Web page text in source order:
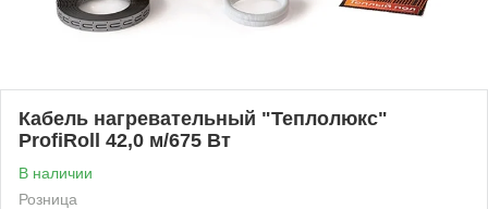
Кабель нагревательный "Теплолюкс"
ProfiRoll 42,0 м/675 Вт
В наличии
Розница